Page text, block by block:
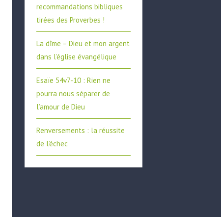
recommandations bibliques
tirées des Proverbes !
La dîme – Dieu et mon argent
dans l’église évangélique
Esaïe 54v7-10 : Rien ne
pourra nous séparer de
l’amour de Dieu
Renversements : la réussite
de l’échec